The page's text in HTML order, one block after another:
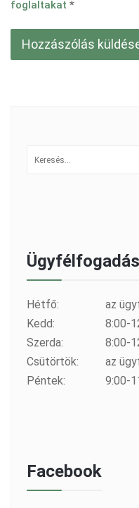
foglaltakat *
Hétfő:
az
Kedd:
8:00-
Szerda:
8:00-
Csütörtök:
az
Péntek:
9:00-
Facebook